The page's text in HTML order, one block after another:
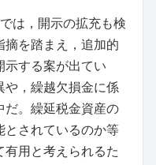
は，開示の拡充も検
摘を踏まえ，追加的
示する案が出てい
や，繰越欠損金に係
だ。繰延税金資産の
とされているのか等
有用と考えられるた